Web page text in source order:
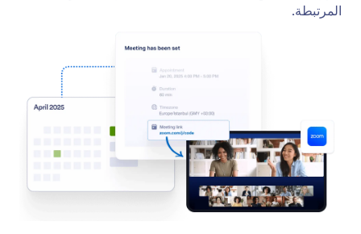
Google Meet
بحجز موعد من خلال النموذج الخاص بك.